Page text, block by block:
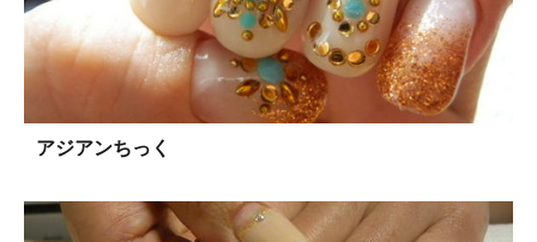
アジアンちっく